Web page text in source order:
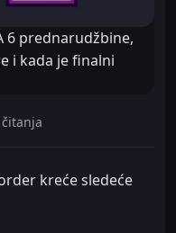
6 prednarudžbine,
i kada je finalni
kreće sledeće